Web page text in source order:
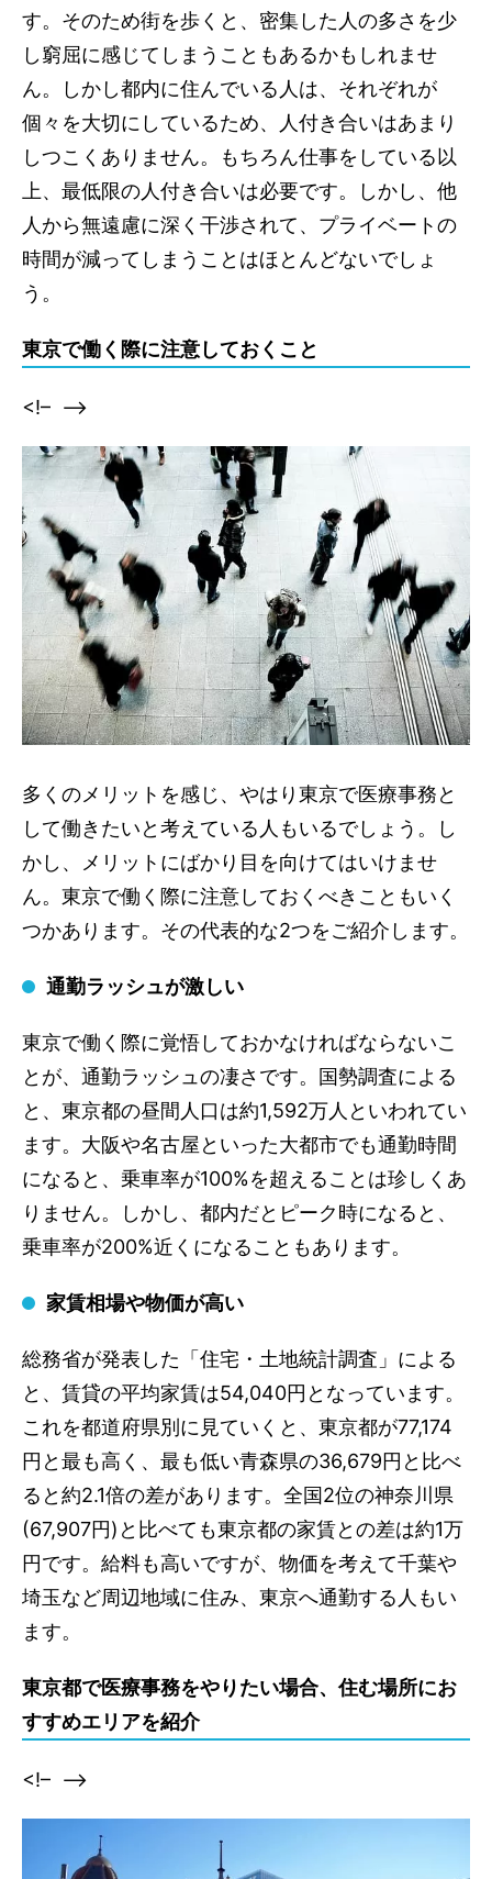
す。そのため街を歩くと、密集した人の多さを少
し窮屈に感じてしまうこともあるかもしれませ
ん。しかし都内に住んでいる人は、それぞれが
個々を大切にしているため、人付き合いはあまり
しつこくありません。もちろん仕事をしている以
上、最低限の人付き合いは必要です。しかし、他
人から無遠慮に深く干渉されて、プライベートの
時間が減ってしまうことはほとんどないでしょ
う。
東京で働く際に注意しておくこと
<!– –>
多くのメリットを感じ、やはり東京で医療事務と
して働きたいと考えている人もいるでしょう。し
かし、メリットにばかり目を向けてはいけませ
ん。東京で働く際に注意しておくべきこともいく
つかあります。その代表的な2つをご紹介します。
通勤ラッシュが激しい
東京で働く際に覚悟しておかなければならないこ
とが、通勤ラッシュの凄さです。国勢調査による
と、東京都の昼間人口は約1,592万人といわれてい
ます。大阪や名古屋といった大都市でも通勤時間
になると、乗車率が100%を超えることは珍しくあ
りません。しかし、都内だとピーク時になると、
乗車率が200%近くになることもあります。
家賃相場や物価が高い
総務省が発表した「住宅・土地統計調査」による
と、賃貸の平均家賃は54,040円となっています。
これを都道府県別に見ていくと、東京都が77,174
円と最も高く、最も低い青森県の36,679円と比べ
ると約2.1倍の差があります。全国2位の神奈川県
(67,907円)と比べても東京都の家賃との差は約1万
円です。給料も高いですが、物価を考えて千葉や
埼玉など周辺地域に住み、東京へ通勤する人もい
ます。
東京都で医療事務をやりたい場合、住む場所にお
すすめエリアを紹介
<!– –>